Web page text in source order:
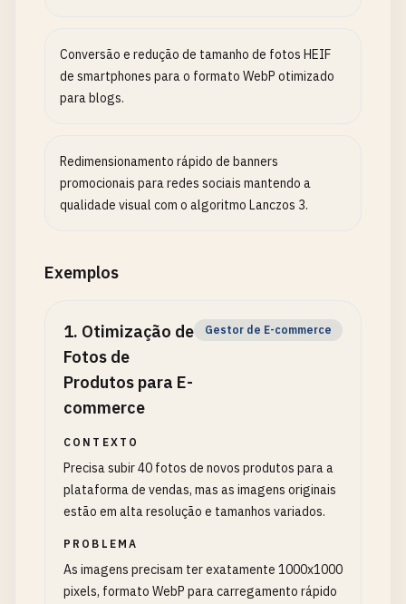
Conversão e redução de tamanho de fotos HEIF
de smartphones para o formato WebP otimizado
para blogs.
Redimensionamento rápido de banners
promocionais para redes sociais mantendo a
qualidade visual com o algoritmo Lanczos 3.
Exemplos
1. Otimização de
Fotos de
Produtos para E-
commerce
Gestor de E-commerce
CONTEXTO
Precisa subir 40 fotos de novos produtos para a
plataforma de vendas, mas as imagens originais
estão em alta resolução e tamanhos variados.
PROBLEMA
As imagens precisam ter exatamente 1000x1000
pixels, formato WebP para carregamento rápido